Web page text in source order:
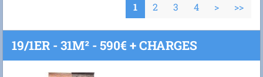
1 2 3 4 > >>
19/1ER - 31M² - 590€ + CHARGES